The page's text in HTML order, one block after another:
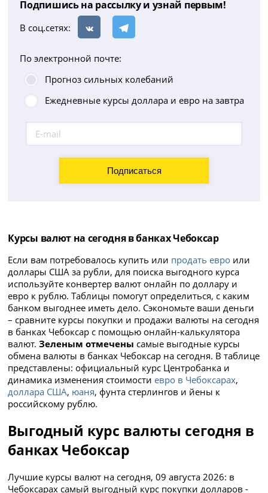
Подпишись на рассылку и узнай первым!
В соц.сетях:
По электронной почте:
Прогноз сильных колебаний
Ежедневные курсы доллара и евро на завтра
Курсы валют на сегодня в банках Чебоксар
Если вам потребовалось купить или продать евро или
доллары США за рубли, для поиска выгодного курса
используйте конвертер валют онлайн по доллару и
евро к рублю. Таблицы помогут определиться, с каким
банком выгоднее иметь дело. Сэкономьте ваши деньги
– сравните курсы покупки и продажи валюты на сегодня
в банках Чебоксар с помощью онлайн-калькулятора
валют.Зеленым отмечены самые выгодные курсы
обмена валюты в банках Чебоксар на сегодня. В таблице
представлены: официальный курс Центробанка и
динамика изменения стоимостиевро в Чебоксарах,
доллара США, юаня, фунта стерлингов и йены к
российскому рублю.
Выгодный курс валюты сегодня в
банках Чебоксар
Лучшие курсы валют на сегодня, 09 августа 2026: в
Чебоксарах самый выгодный курс покупки долларов -